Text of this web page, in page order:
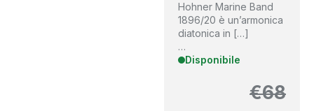
Hohner Marine Band
1896/20 è un’armonica
diatonica in […]
…
Disponibile
€68